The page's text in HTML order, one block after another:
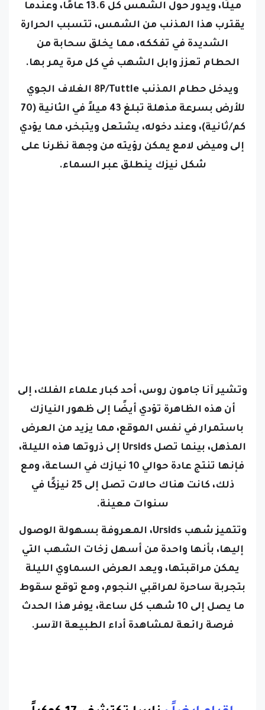
ميلًا، ويدور حول الشمس كل 13.6 عامًا، وعندما
يقترب هذا المذنب من الشمس، تتسبب الحرارة
الشديدة في تفككه، مما يخلق سحابة من
الحطام تعزز وابل الشهب في كل مرة يمر بها.
ويدخل حطام المذنب 8P/Tuttle الغلاف الجوي
للأرض بسرعة مذهلة تبلغ 43 ميلاً في الثانية (70
كم/ثانية)، وعند دخوله، يشتعل ويتبخر، مما يؤدي
إلى وميض لامع يمكن رؤيته من وجهة نظرنا على
شكل نيزك ينطلق عبر السماء.
وتشير آنا جامون روس، أحد كبار علماء الفلك، إلى
أن هذه الظاهرة تؤدي أيضًا إلى ظهور النيازك
باستمرار في نفس الموقع، مما يزيد من العرض
المذهل،
بينما تصل Ursids إلى ذروتها هذه الليلة،
فإنها تنتج عادة حوالي 10 نيازك في الساعة، ومع
ذلك، كانت هناك حالات تصل إلى 25 نيزكًا في
سنوات معينة.
وتتميز شهب Ursids، المعروفة بسهولة الوصول
إليها، بأنها واحدة من أسهل زخات الشهب التي
يمكن مراقبتها، ويعد العرض السماوي الليلة
بتجربة ساحرة لمراقبي النجوم، ومع توقع سقوط
ما يصل إلى 10 شهب كل ساعة، يوفر هذا الحدث
فرصة رائعة لمشاهدة أداء الطبيعة الآسر.